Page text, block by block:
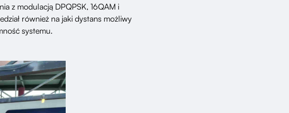
z modulacją DPQPSK, 16QAM i
również na jaki dystans możliwy
systemu.